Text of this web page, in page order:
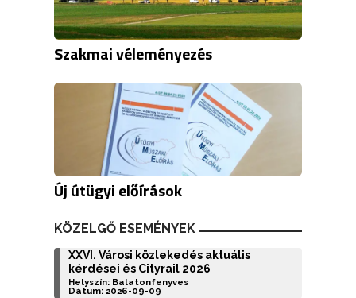
Szakmai véleményezés
Új útügyi előírások
KÖZELGŐ ESEMÉNYEK
XXVI. Városi közlekedés aktuális
kérdései és Cityrail 2026
Helyszín: Balatonfenyves
Dátum: 2026-09-09